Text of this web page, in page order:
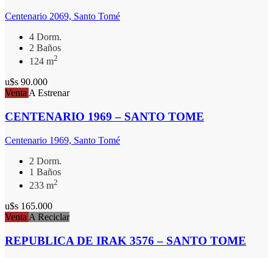
Centenario 2069, Santo Tomé
4 Dorm.
2 Baños
124 m2
u$s 90.000
Venta A Estrenar
CENTENARIO 1969 – SANTO TOME
Centenario 1969, Santo Tomé
2 Dorm.
1 Baños
233 m2
u$s 165.000
Venta A Reciclar
REPUBLICA DE IRAK 3576 – SANTO TOME